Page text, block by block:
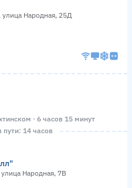
Народная, 25Д
· 6 часов 15 минут
14 часов
Народная, 7В